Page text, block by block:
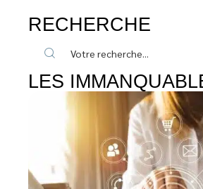
RECHERCHE
LES